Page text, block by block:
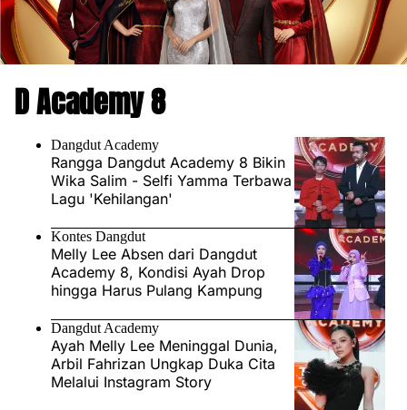
D Academy 8
Dangdut Academy
Rangga Dangdut Academy 8 Bikin
Wika Salim - Selfi Yamma Terbawa
Lagu 'Kehilangan'
Kontes Dangdut
Melly Lee Absen dari Dangdut
Academy 8, Kondisi Ayah Drop
hingga Harus Pulang Kampung
Dangdut Academy
Ayah Melly Lee Meninggal Dunia,
Arbil Fahrizan Ungkap Duka Cita
Melalui Instagram Story